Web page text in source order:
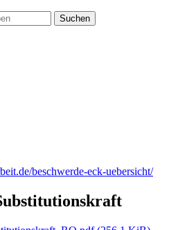
Suchen
beschwerde-eck-uebersicht/